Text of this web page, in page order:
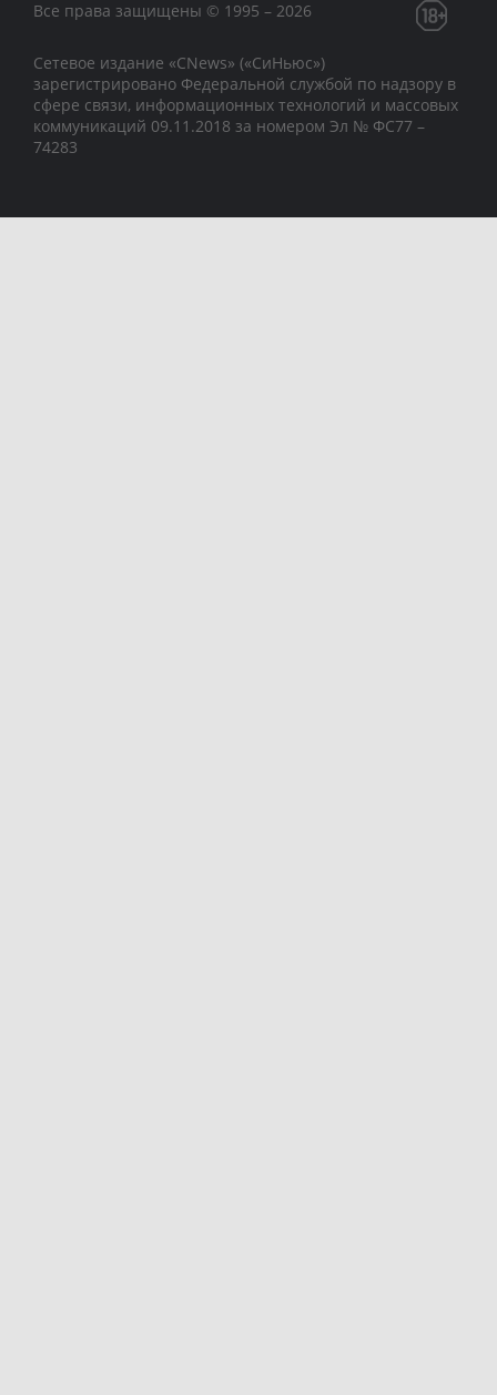
Все права защищены © 1995 – 2026
Сетевое издание «CNews» («СиНьюс»)
зарегистрировано Федеральной службой по надзору в
сфере связи, информационных технологий и массовых
коммуникаций 09.11.2018 за номером Эл № ФС77 –
74283